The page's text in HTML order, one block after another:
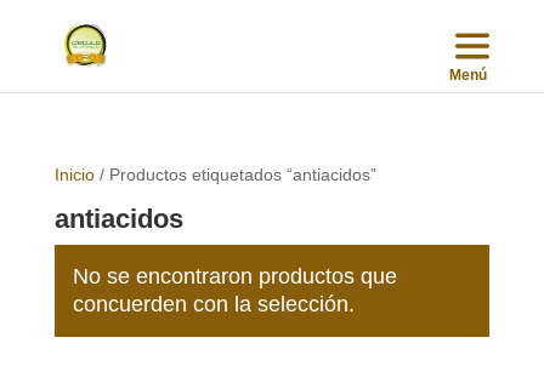
Inicio/ Productos etiquetados “antiacidos”
antiacidos
No se encontraron productos que
concuerden con la selección.